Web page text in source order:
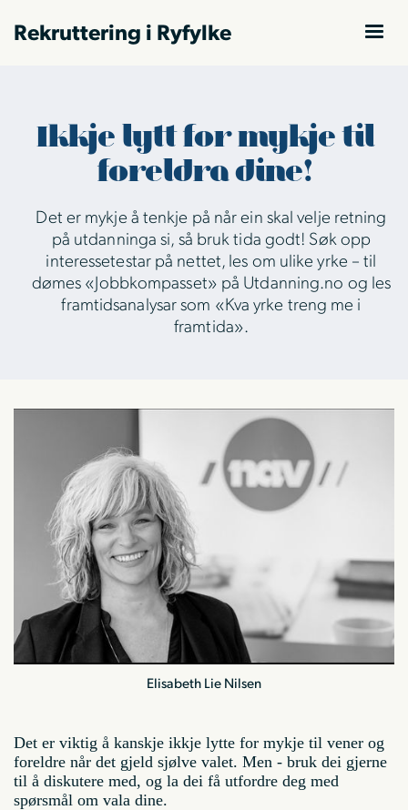
Rekruttering i Ryfylke
Ikkje lytt for mykje til
foreldra dine!
Det er mykje å tenkje på når ein skal velje retning
på utdanninga si, så bruk tida godt! Søk opp
interessetestar på nettet, les om ulike yrke – til
dømes «Jobbkompasset» på Utdanning.no og les
framtidsanalysar som «Kva yrke treng me i
framtida».
Elisabeth Lie Nilsen
Det er viktig å kanskje ikkje lytte for mykje til vener og
foreldre når det gjeld sjølve valet. Men - bruk dei gjerne
til å diskutere med, og la dei få utfordre deg med
spørsmål om vala dine.